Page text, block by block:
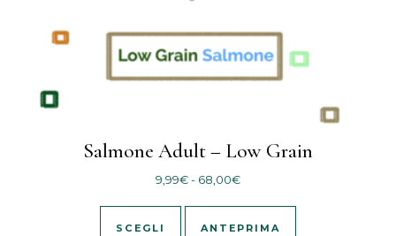
Salmone Adult – Low Grain
9,99€- 68,00€Fascia di prezzo: da 9,99€
SCEGLI
Questo prodotto ha più
ANTEPRIMA